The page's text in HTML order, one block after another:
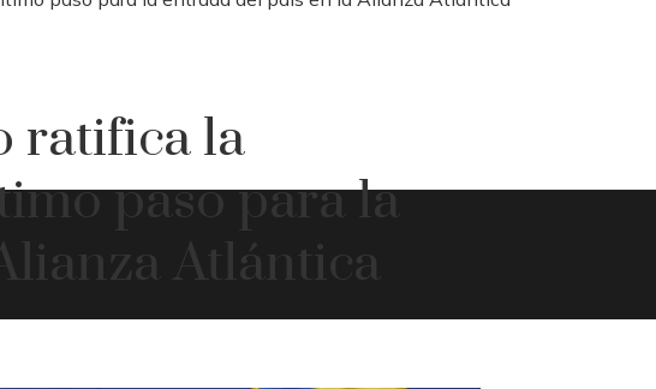
ratifica la
paso para la
Atlántica